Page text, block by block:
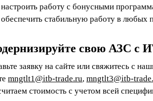
настроить работу с бонусными
обеспечить стабильную работу в любых
свою АЗС с
заявку на сайте или свяжитесь с
mngtlt1@itb-trade.ru, mngtlt3@itb-
стоимость с учетом всей